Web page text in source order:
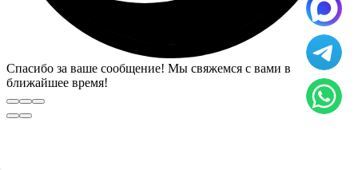
Спасибо за ваше сообщение! Мы свяжемся с вами в
ближайшее время!